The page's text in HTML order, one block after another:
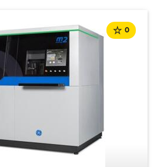
0